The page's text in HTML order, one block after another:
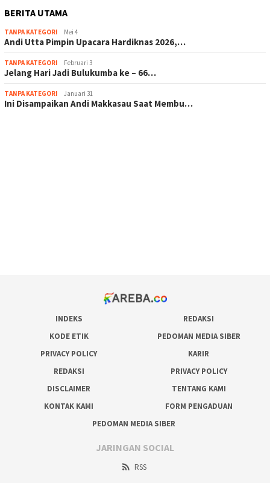
BERITA UTAMA
TANPA KATEGORI Mei 4
Andi Utta Pimpin Upacara Hardiknas 2026,…
TANPA KATEGORI Februari 3
Jelang Hari Jadi Bulukumba ke – 66…
TANPA KATEGORI Januari 31
Ini Disampaikan Andi Makkasau Saat Membu…
INDEKS
REDAKSI
KODE ETIK
PEDOMAN MEDIA SIBER
PRIVACY POLICY
KARIR
REDAKSI
PRIVACY POLICY
DISCLAIMER
TENTANG KAMI
KONTAK KAMI
FORM PENGADUAN
PEDOMAN MEDIA SIBER
JARINGAN SOCIAL
RSS